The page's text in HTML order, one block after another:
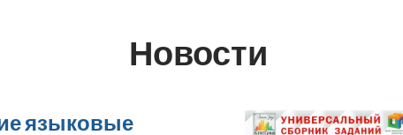
Новости
языковые